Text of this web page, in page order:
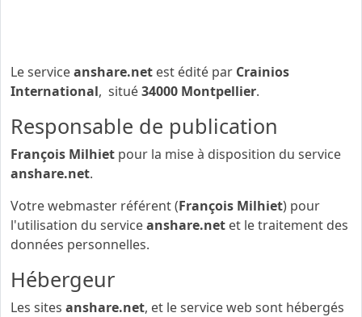
Le serviceanshare.net est édité par Crainios
International, situé34000 Montpellier.
Responsable de publication
François Milhiet pour la mise à disposition du service
anshare.net.
Votre webmaster référent (François Milhiet) pour
l'utilisation du serviceanshare.net et le traitement des
données personnelles.
Hébergeur
Les sites anshare.net, et le service web sont hébergés